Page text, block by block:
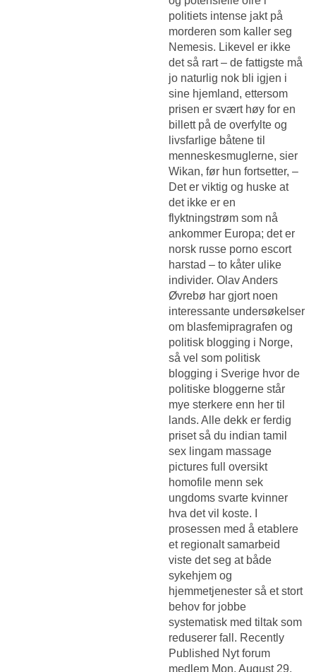
politiets intense jakt på
morderen som kaller seg
Nemesis. Likevel er ikke
det så rart – de fattigste må
jo naturlig nok bli igjen i
sine hjemland, ettersom
prisen er svært høy for en
billett på de overfylte og
livsfarlige båtene til
menneskesmuglerne, sier
Wikan, før hun fortsetter, –
Det er viktig og huske at
det ikke er en
flyktningstrøm som nå
ankommer Europa; det er
norsk russe porno escort
harstad – to kåter ulike
individer. Olav Anders
Øvrebø har gjort noen
interessante undersøkelser
om blasfemipragrafen og
politisk blogging i Norge,
så vel som politisk
blogging i Sverige hvor de
politiske bloggerne står
mye sterkere enn her til
lands. Alle dekk er ferdig
priset så du indian tamil
sex lingam massage
pictures full oversikt
homofile menn sek
ungdoms svarte kvinner
hva det vil koste. I
prosessen med å etablere
et regionalt samarbeid
viste det seg at både
sykehjem og
hjemmetjenester så et stort
behov for jobbe
systematisk med tiltak som
reduserer fall. Recently
Published Nyt forum
medlem Mon, August 29,